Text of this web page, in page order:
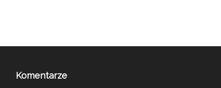
Komentarze